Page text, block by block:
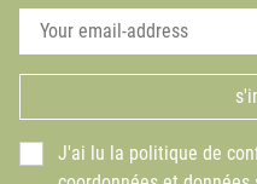
J'ai lu la politique de